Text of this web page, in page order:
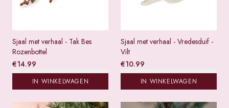
Sjaal met verhaal - Tak Bes
Rozenbottel
€14.99
IN WINKELWAGEN
Sjaal met verhaal - Vredesduif -
Vilt
€10.99
IN WINKELWAGEN